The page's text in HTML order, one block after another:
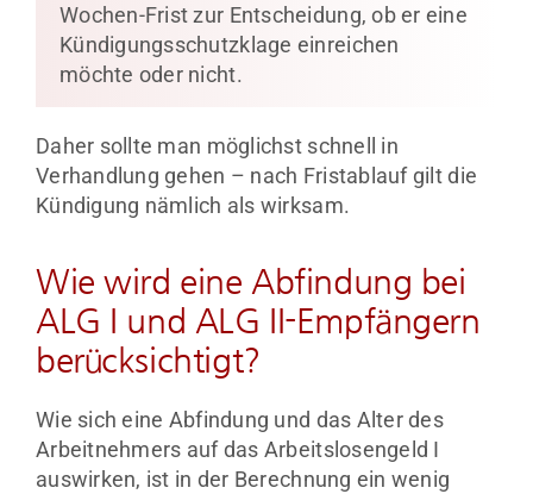
Wochen-Frist zur Entscheidung, ob er eine
Kündigungsschutzklage einreichen
möchte oder nicht.
Daher sollte man möglichst schnell in
Verhandlung gehen – nach Fristablauf gilt die
Kündigung nämlich als wirksam.
Wie wird eine Abfindung bei
ALG I und ALG II-Empfängern
berücksichtigt?
Wie sich eine Abfindung und das Alter des
Arbeitnehmers auf das Arbeitslosengeld I
auswirken, ist in der Berechnung ein wenig